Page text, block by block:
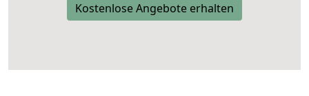
Kostenlose Angebote erhalten